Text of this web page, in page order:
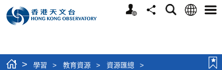
個
分
搜
語
選
> 學習 > 教育資源 > 資源匯總
>